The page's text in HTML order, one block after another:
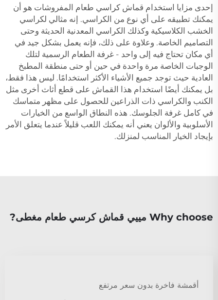
إحدى مزايا استخدام قماش كراسي طعام المفروشات هو أن
يمكنك تطبيقه على أي نوع من الكراسي. إنه مثالي لكراسي
الخشب الكلاسيكية وكذلك الكراسي المعدنية الحديثة وحتى
التصاميم الخاصة. وعلاوة على ذلك، فإنه يعمل بشكل جيد في
أي مكان تحتاج فيه إلى واحد - غرفة الطعام الرسمية لتلك
الوجبات الخاصة مرة واحدة في حين أو حتى منطقة المطبخ
العادية حيث توجد جميع الأشياء الأكثر استخدامًا. ليس هذا فقط،
بل يمكنك أيضًا استخدام هذا القماش على قطع أثاث أخرى مثل
الكنب والكراسي ذات الذراعين للحصول على مظهر متماسك
في كامل غرفة الجلوسك. هذه النطاق الواسع من الخيارات
الأسلوبية والألوان يعني أنه يمكنك اللعب قليلاً عندما يتعلق الأمر
بإيجاد الخيار المناسب لمنزلك.
Why choose مييي قماش كرسي طعام مغطى?
أقمشة فاخرة بدون سعر مرتفع